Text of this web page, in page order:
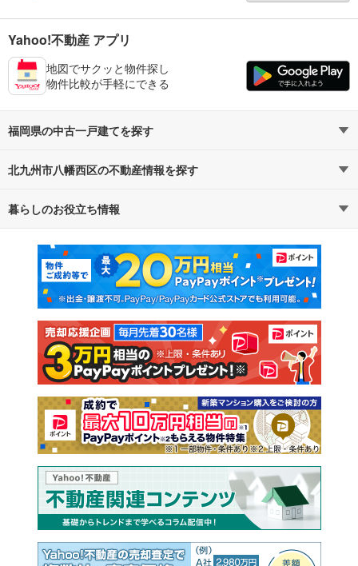
Yahoo!不動産 アプリ
地図でサクッと物件探し
物件比較が手軽にできる
福岡県の中古一戸建てを探す
路線・駅から探す 地域から探す
通勤・通学時間から探す
北九州市八幡西区の不動産情報を探す
不動産・住宅
新築マンション 中古マンション
新築一戸建て 中古一戸建て
注文住宅 土地
売却査定
暮らしのお役立ち情報
マンションカタログ 教えて！住まいの先生